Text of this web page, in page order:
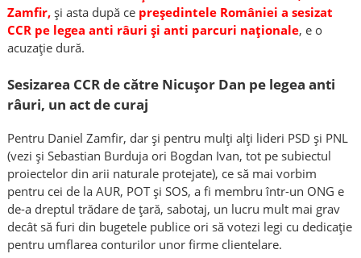
Zamfir,și asta după ce președintele României a sesizat
CCR pe legea anti râuri și anti parcuri naționale, e o
acuzație dură.
Sesizarea CCR de către Nicușor Dan pe legea anti
râuri, un act de curaj
Pentru Daniel Zamfir, dar și pentru mulți alți lideri PSD și PNL
(vezi și Sebastian Burduja ori Bogdan Ivan, tot pe subiectul
proiectelor din arii naturale protejate), ce să mai vorbim
pentru cei de la AUR, POT și SOS, a fi membru într-un ONG e
de-a dreptul trădare de țară, sabotaj, un lucru mult mai grav
decât să furi din bugetele publice ori să votezi legi cu dedicație
pentru umflarea conturilor unor firme clientelare.